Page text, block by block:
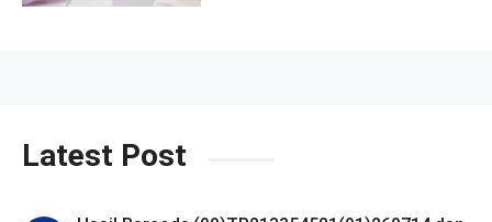
Latest Post